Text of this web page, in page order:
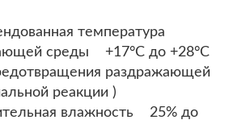
температура
среды +17°C до +28°C
раздражающей
реакции )
влажность 25% до